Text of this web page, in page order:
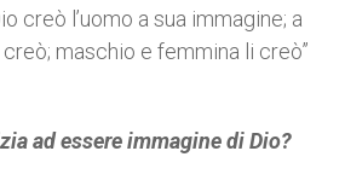
creò l’uomo a sua immagine; a
maschio e femmina li creò”
ad essere immagine di Dio?